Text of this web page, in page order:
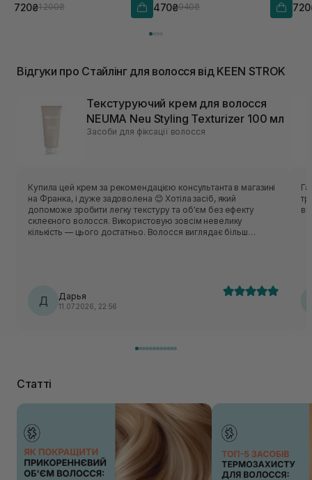
720₴1 200₴ 470₴940₴
Відгуки про Стайлінг для волосся від KEEN STROK
Текстуруючий крем для волосся
NEUMA Neu Styling Texturizer 100 мл
Засоби для фіксації волосся
Купила цей крем за рекомендацією консультанта в магазині
на Франка, і дуже задоволена 😊 Хотіла засіб, який
допоможе зробити легку текстуру та об'єм без ефекту
склеєного волосся. Використовую зовсім невелику
кількість — цього достатньо. Волосся виглядає більш
Д Дарья
11.07.2026, 22:56
Статті